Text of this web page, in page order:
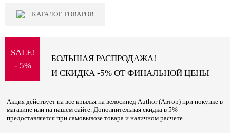
КАТАЛОГ ТОВАРОВ
SALE!
- 5%
БОЛЬШАЯ РАСПРОДАЖА!
И СКИДКА -5% ОТ ФИНАЛЬНОЙ ЦЕНЫ
Акция действует на все крылья на велосипед Author (Автор) при покупке в
магазине или на нашем сайте. Дополнительная скидка в 5%
предоставляется при самовывозе товара и наличном расчете.